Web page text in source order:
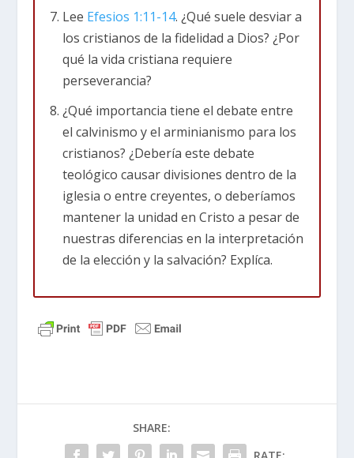
Depravación Total (T -Total Depravity): El
pecado ha corrompido completamente la
naturaleza humana, afectando la mente, el
corazón y la voluntad. Como resultado, los seres
mismosni elegir el bien espiritual sin la
intervención divina.
Romanos 3:10-12 (NTV)
Escrituras: «No hay ni un solo justo, ni siquiera
uno. Nadie es realmente sabio, nadie busca a
Dios. Todos se desviaron, todos se volvieron
inútiles. No hay ni uno que haga lo bueno, ni
muertos a causa de su desobediencia y sus
Jeremías 17:9 (NTV) El corazón humano es lo
Lee Efesios 1:11-14. ¿Qué suele desviar a
los cristianos de la fidelidad a Dios? ¿Por
qué la vida cristiana requiere
perseverancia?
¿Qué importancia tiene el debate entre
el calvinismo y el arminianismo para los
cristianos? ¿Debería este debate
teológico causardivisiones dentro de la
iglesia o entre creyentes, o deberíamos
mantener la unidad en Cristo a pesar de
nuestras diferencias en la interpretación
de la elección y la salvación? Explíca.
SHARE: